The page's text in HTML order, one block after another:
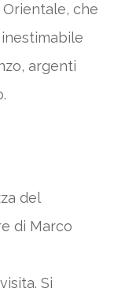
che
argenti
del
di Marco
Si